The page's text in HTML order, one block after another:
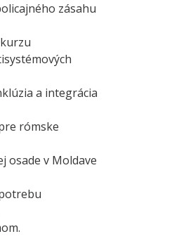
zásahu
a integrácia
rómske
osade v Moldave